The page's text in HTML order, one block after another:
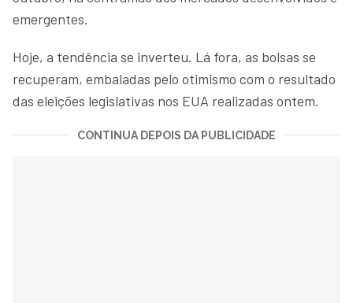
emergentes.
Hoje, a tendência se inverteu. Lá fora, as bolsas se
recuperam, embaladas pelo otimismo com o resultado
das eleições legislativas nos EUA realizadas ontem.
CONTINUA DEPOIS DA PUBLICIDADE